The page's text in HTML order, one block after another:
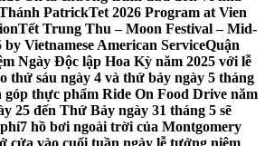
PatrickTet 2026 Program at Vien
Tết Trung Thu – Moon Festival – Mid-
Vietnamese American ServiceQuận
Ngày Độc lập Hoa Kỳ năm 2025 với lễ
thứ sáu ngày 4 và thứ bảy ngày 5 tháng
thực phẩm Ride On Food Drive năm
25 đến Thứ Bảy ngày 31 tháng 5 sẽ
7 hồ bơi ngoài trời của Montgomery